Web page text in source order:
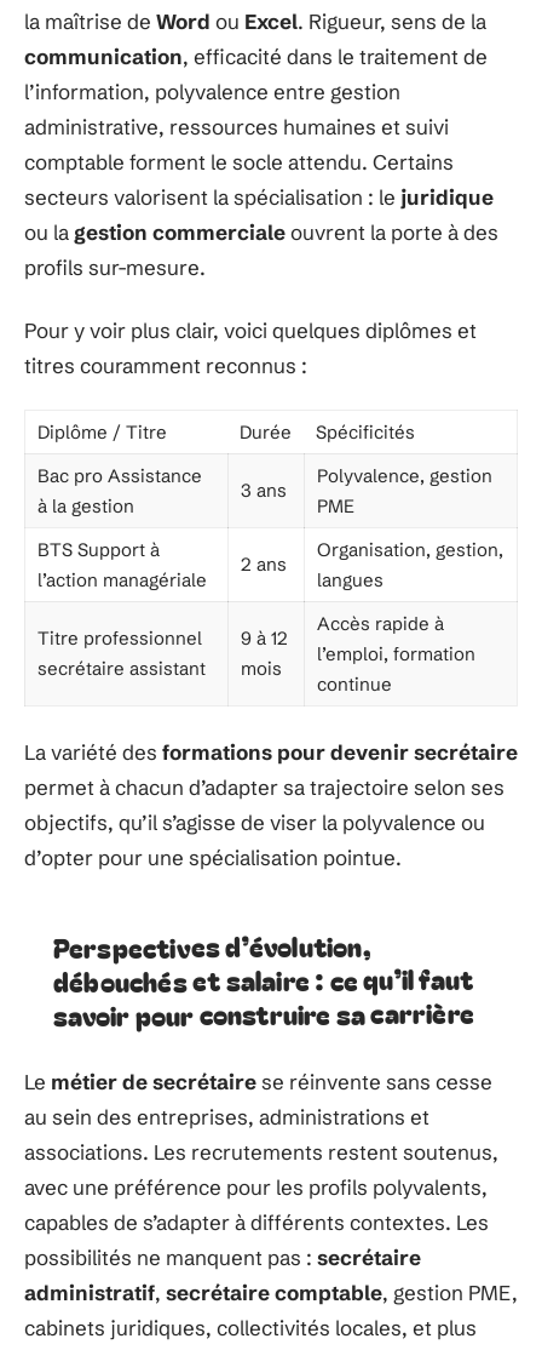
la maîtrise de Word ou Excel. Rigueur, sens de la
communication, efficacité dans le traitement de
l’information, polyvalence entre gestion
administrative, ressources humaines et suivi
comptable forment le socle attendu. Certains
secteurs valorisent la spécialisation : le juridique
ou la gestion commercialeouvrent la porte à des
profils sur-mesure.
Pour y voir plus clair, voici quelques diplômes et
titres couramment reconnus :
Diplôme / Titre Durée
Spécificités
Bac pro Assistance
à la gestion
3 ans
Polyvalence, gestion
PME
BTS Support à
l’action managériale
2 ans
Organisation, gestion,
langues
Titre professionnel
secrétaire assistant
9 à 12
mois
Accès rapide à
l’emploi, formation
continue
La variété des formations pour devenir secrétaire
permet à chacun d’adapter sa trajectoire selon ses
objectifs, qu’il s’agisse de viser la polyvalence ou
d’opter pour une spécialisation pointue.
Perspectives d’évolution,
débouchés et salaire : ce qu’il faut
savoir pour construire sa carrière
Le métier de secrétairese réinvente sans cesse
au sein des entreprises, administrations et
associations. Les recrutements restent soutenus,
avec une préférence pour les profils polyvalents,
capables de s’adapter à différents contextes. Les
possibilités ne manquent pas : secrétaire
administratif, secrétaire comptable, gestion PME,
cabinets juridiques, collectivités locales, et plus